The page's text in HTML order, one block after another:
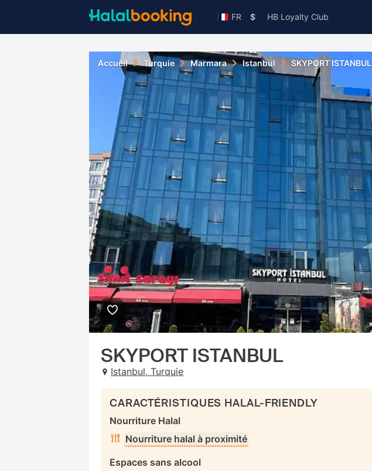
FR $ HB Loyalty Club
Accueil Turquie Marmara Istanbul SKYPORT ISTANBUL
SKYPORT ISTANBUL
Istanbul, Turquie
CARACTÉRISTIQUES HALAL-FRIENDLY
Nourriture Halal
Nourriture halal à proximité
Espaces sans alcool